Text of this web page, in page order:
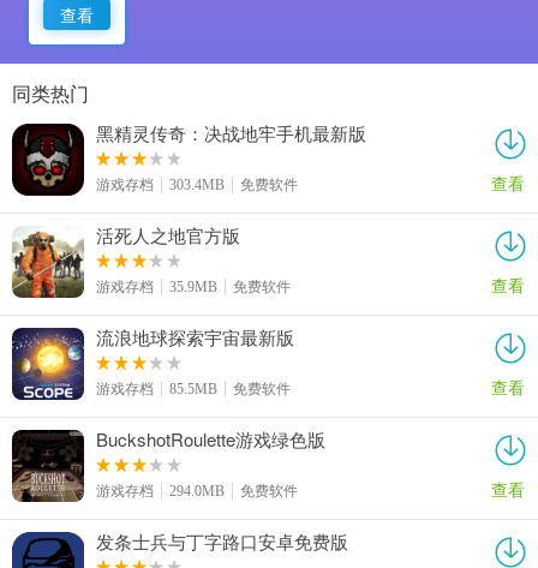
查看
同类热门
黑精灵传奇：决战地牢手机最新版
游戏存档 303.4MB 免费软件 查看
活死人之地官方版
游戏存档 35.9MB 免费软件 查看
流浪地球探索宇宙最新版
游戏存档 85.5MB 免费软件 查看
BuckshotRoulette游戏绿色版
游戏存档 294.0MB 免费软件 查看
发条士兵与丁字路口安卓免费版